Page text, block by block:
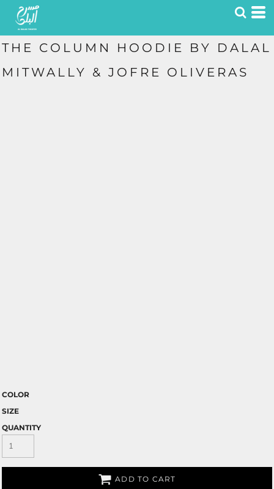
THE COLUMN HOODIE BY DALAL
MITWALLY & JOFRE OLIVERAS
COLOR
SIZE
QUANTITY
ADD TO CART